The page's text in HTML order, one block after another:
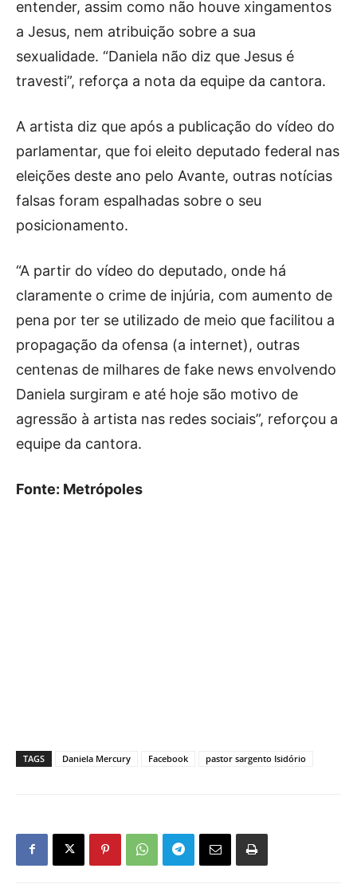
entender, assim como não houve xingamentos
a Jesus, nem atribuição sobre a sua
sexualidade. “Daniela não diz que Jesus é
travesti”, reforça a nota da equipe da cantora.
A artista diz que após a publicação do vídeo do
parlamentar, que foi eleito deputado federal nas
eleições deste ano pelo Avante, outras notícias
falsas foram espalhadas sobre o seu
posicionamento.
“A partir do vídeo do deputado, onde há
claramente o crime de injúria, com aumento de
pena por ter se utilizado de meio que facilitou a
propagação da ofensa (a internet), outras
centenas de milhares de fake news envolvendo
Daniela surgiram e até hoje são motivo de
agressão à artista nas redes sociais”, reforçou a
equipe da cantora.
Fonte: Metrópoles
TAGS Daniela Mercury Facebook pastor sargento Isidório